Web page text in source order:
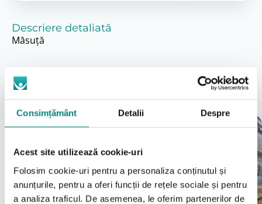
Consimțământ Detalii Despre
Acest site utilizează cookie-uri
Folosim cookie-uri pentru a personaliza conținutul și
anunțurile, pentru a oferi funcții de rețele sociale și pentru
a analiza traficul. De asemenea, le oferim partenerilor de
Descriere detaliată
Măsuță
Magazin
Bulevardul Iuliu Maniu 7-11
031 8288200
0755631235